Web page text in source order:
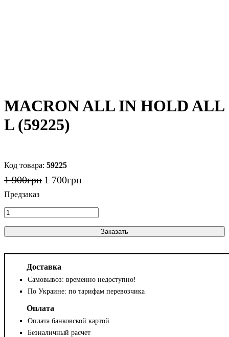
MACRON ALL IN HOLD ALL
L (59225)
59225
1 900грн 1 700грн
Заказать
Доставка
Самовывоз: временно недоступно!
По Украине: по тарифам перевозчика
Оплата
Оплата банковской картой
Безналичный расчет